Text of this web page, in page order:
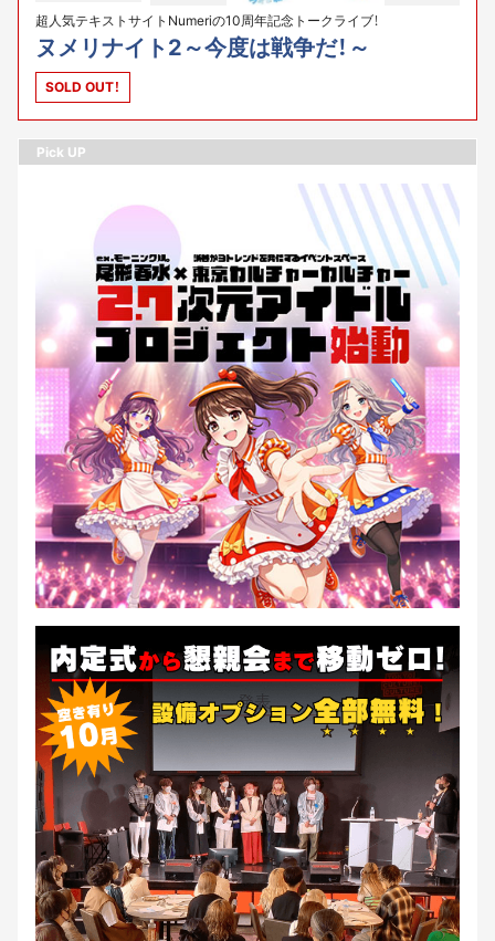
超人気テキストサイトNumeriの10周年記念トークライブ！
ヌメリナイト2～今度は戦争だ！～
SOLD OUT！
Pick UP